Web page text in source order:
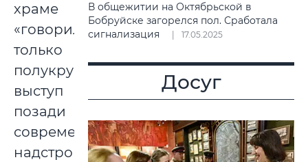
храме
«говорил»
только
полукруглый
выступ
позади
современной
надстройки
В общежитии на Октябрьской в
Бобруйске загорелся пол. Сработала
сигнализация
17.05.2025
Досуг